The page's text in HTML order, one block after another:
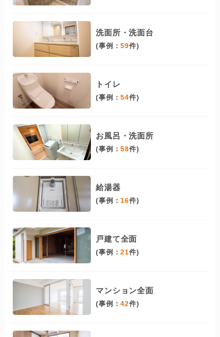
洗面所・洗面台
(事例：59件)
トイレ
(事例：54件)
お風呂・洗面所
(事例：58件)
給湯器
(事例： 16件)
戸建て全面
(事例：21件)
マンション全面
(事例：42件)